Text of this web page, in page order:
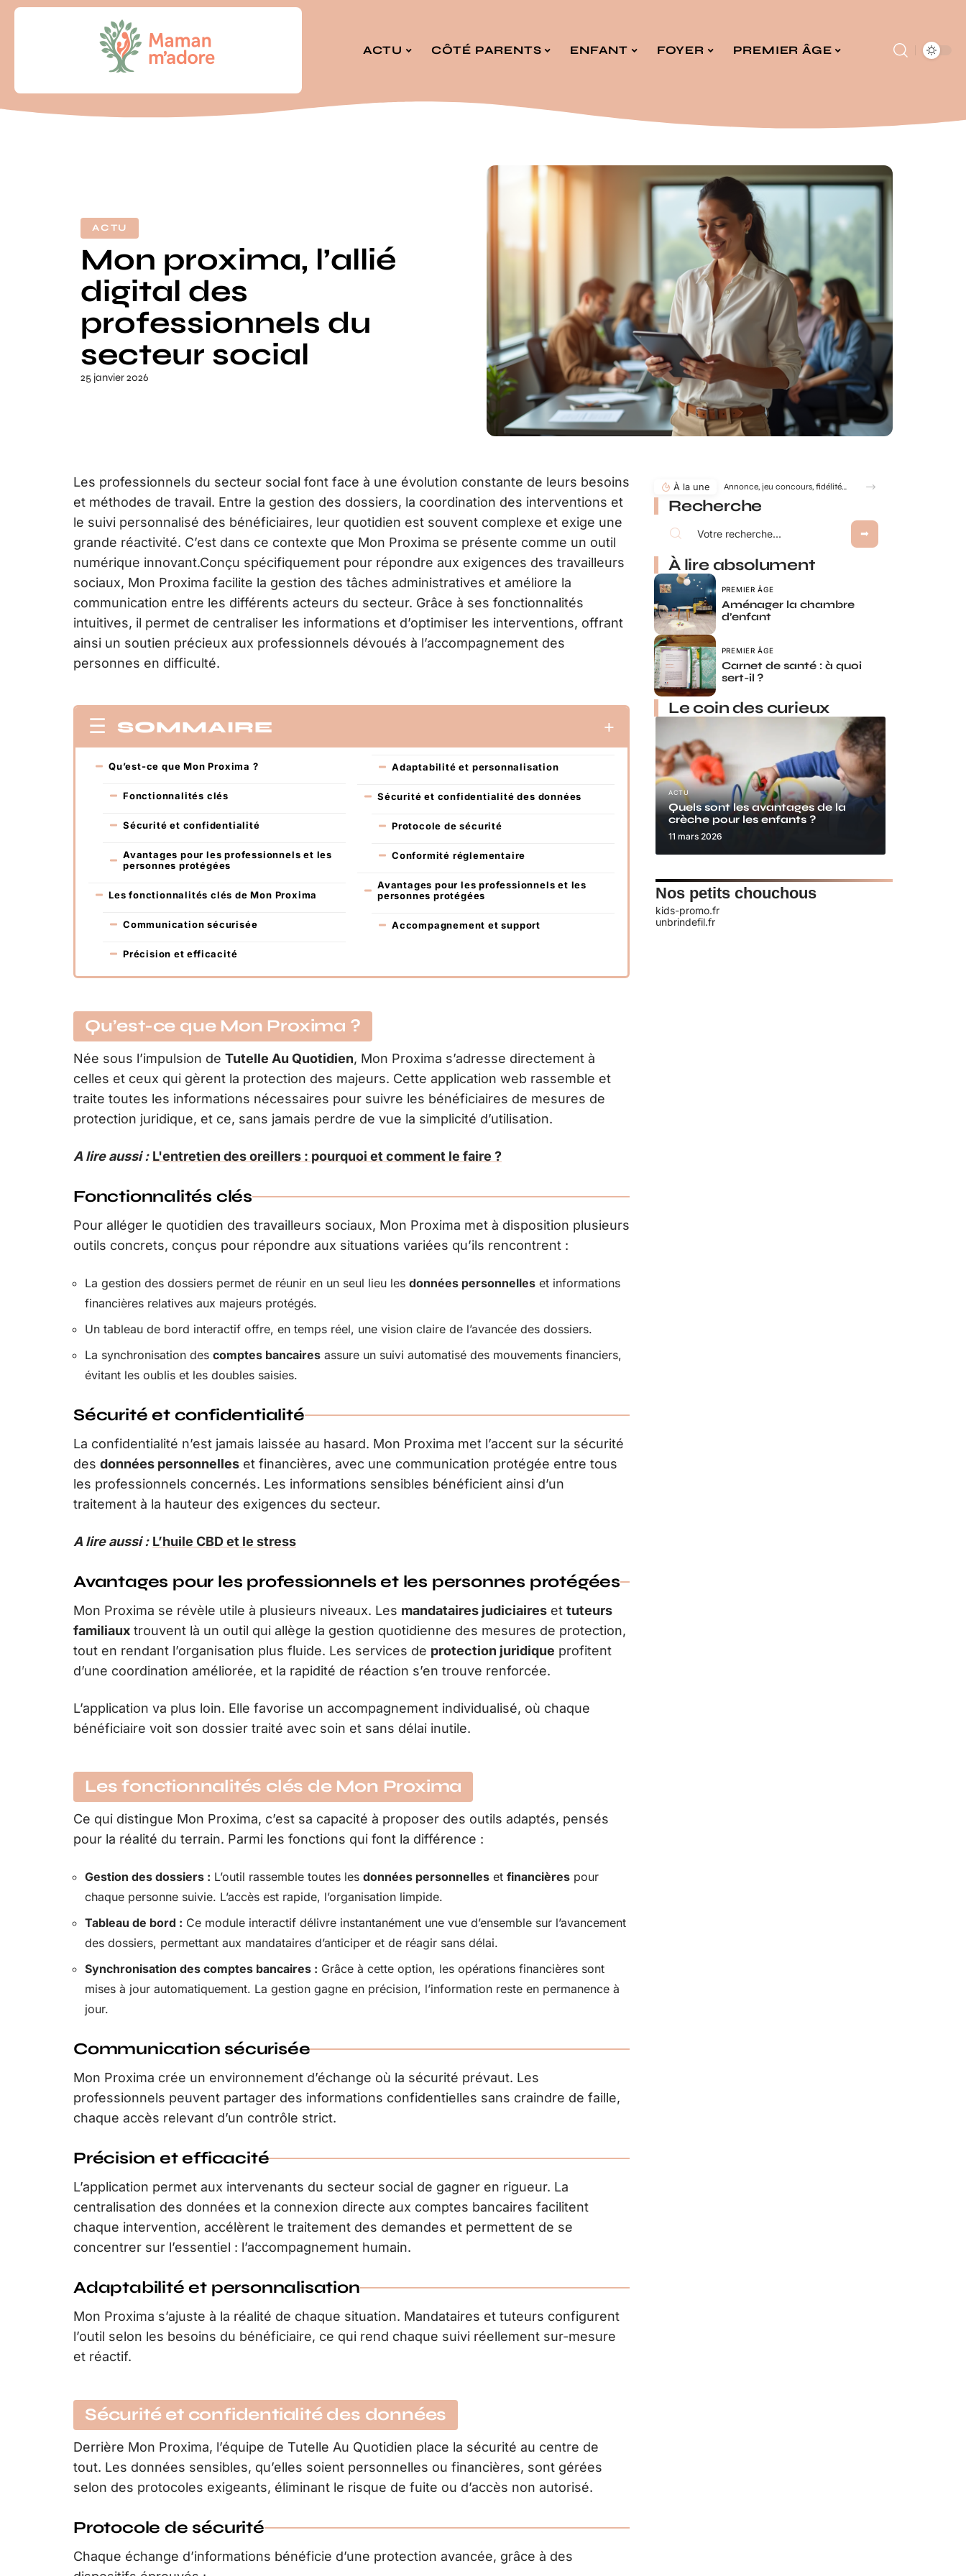
ACTU CÔTÉ PARENTS ENFANT FOYER PREMIER ÂGE
ACTU
Mon proxima, l’allié
digital des
professionnels du
secteur social
25 janvier 2026
Les professionnels du secteur social font face à une évolution constante de leurs besoins
et méthodes de travail. Entre la gestion des dossiers, la coordination des interventions et
le suivi personnalisé des bénéficiaires, leur quotidien est souvent complexe et exige une
grande réactivité. C’est dans ce contexte que Mon Proxima se présente comme un outil
numérique innovant.Conçu spécifiquement pour répondre aux exigences des travailleurs
sociaux, Mon Proxima facilite la gestion des tâches administratives et améliore la
communication entre les différents acteurs du secteur. Grâce à ses fonctionnalités
intuitives, il permet de centraliser les informations et d’optimiser les interventions, offrant
ainsi un soutien précieux aux professionnels dévoués à l’accompagnement des
personnes en difficulté.
SOMMAIRE
Qu’est-ce que Mon Proxima ?
Fonctionnalités clés
Sécurité et confidentialité
Avantages pour les professionnels et les
personnes protégées
Les fonctionnalités clés de Mon Proxima
Communication sécurisée
Précision et efficacité
Adaptabilité et personnalisation
Sécurité et confidentialité des données
Protocole de sécurité
Conformité réglementaire
Avantages pour les professionnels et les
personnes protégées
Accompagnement et support
Qu’est-ce que Mon Proxima ?
Née sous l’impulsion de Tutelle Au Quotidien, Mon Proxima s’adresse directement à
celles et ceux qui gèrent la protection des majeurs. Cette application web rassemble et
traite toutes les informations nécessaires pour suivre les bénéficiaires de mesures de
protection juridique, et ce, sans jamais perdre de vue la simplicité d’utilisation.
A lire aussi : L'entretien des oreillers : pourquoi et comment le faire ?
Fonctionnalités clés
Pour alléger le quotidien des travailleurs sociaux, Mon Proxima met à disposition plusieurs
outils concrets, conçus pour répondre aux situations variées qu’ils rencontrent :
La gestion des dossiers permet de réunir en un seul lieu les données personnelles et informations
financières relatives aux majeurs protégés.
Un tableau de bord interactif offre, en temps réel, une vision claire de l’avancée des dossiers.
La synchronisation des comptes bancaires assure un suivi automatisé des mouvements financiers,
évitant les oublis et les doubles saisies.
Sécurité et confidentialité
La confidentialité n’est jamais laissée au hasard. Mon Proxima met l’accent sur la sécurité
des données personnelles et financières, avec une communication protégée entre tous
les professionnels concernés. Les informations sensibles bénéficient ainsi d’un
traitement à la hauteur des exigences du secteur.
A lire aussi : L’huile CBD et le stress
Avantages pour les professionnels et les personnes protégées
Mon Proxima se révèle utile à plusieurs niveaux. Les mandataires judiciaires et tuteurs
familiaux trouvent là un outil qui allège la gestion quotidienne des mesures de protection,
tout en rendant l’organisation plus fluide. Les services de protection juridique profitent
d’une coordination améliorée, et la rapidité de réaction s’en trouve renforcée.
L’application va plus loin. Elle favorise un accompagnement individualisé, où chaque
bénéficiaire voit son dossier traité avec soin et sans délai inutile.
Les fonctionnalités clés de Mon Proxima
Ce qui distingue Mon Proxima, c’est sa capacité à proposer des outils adaptés, pensés
pour la réalité du terrain. Parmi les fonctions qui font la différence :
Gestion des dossiers : L’outil rassemble toutes les données personnelles et financières pour
chaque personne suivie. L’accès est rapide, l’organisation limpide.
Tableau de bord : Ce module interactif délivre instantanément une vue d’ensemble sur l’avancement
des dossiers, permettant aux mandataires d’anticiper et de réagir sans délai.
Synchronisation des comptes bancaires : Grâce à cette option, les opérations financières sont
mises à jour automatiquement. La gestion gagne en précision, l’information reste en permanence à
jour.
Communication sécurisée
Mon Proxima crée un environnement d’échange où la sécurité prévaut. Les
professionnels peuvent partager des informations confidentielles sans craindre de faille,
chaque accès relevant d’un contrôle strict.
Précision et efficacité
L’application permet aux intervenants du secteur social de gagner en rigueur. La
centralisation des données et la connexion directe aux comptes bancaires facilitent
chaque intervention, accélèrent le traitement des demandes et permettent de se
concentrer sur l’essentiel : l’accompagnement humain.
Adaptabilité et personnalisation
Mon Proxima s’ajuste à la réalité de chaque situation. Mandataires et tuteurs configurent
l’outil selon les besoins du bénéficiaire, ce qui rend chaque suivi réellement sur-mesure
et réactif.
Sécurité et confidentialité des données
Derrière Mon Proxima, l’équipe de Tutelle Au Quotidien place la sécurité au centre de
tout. Les données sensibles, qu’elles soient personnelles ou financières, sont gérées
selon des protocoles exigeants, éliminant le risque de fuite ou d’accès non autorisé.
Protocole de sécurité
Chaque échange d’informations bénéficie d’une protection avancée, grâce à des
À la une Annonce, jeu concours, fidélité… comment utiliser le jeu à gratter personnalisé ?
Recherche
À lire absolument
PREMIER ÂGE
Aménager la chambre
d’enfant
PREMIER ÂGE
Carnet de santé : à quoi
sert-il ?
Le coin des curieux
ACTU
Quels sont les avantages de la
crèche pour les enfants ?
11 mars 2026
Nos petits chouchous
kids-promo.fr
unbrindefil.fr